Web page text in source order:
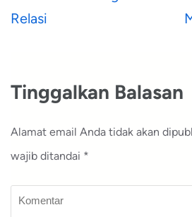
pos
Relasi
Tinggalkan Balasan
Alamat email Anda tidak akan
wajib ditandai *
Komentar